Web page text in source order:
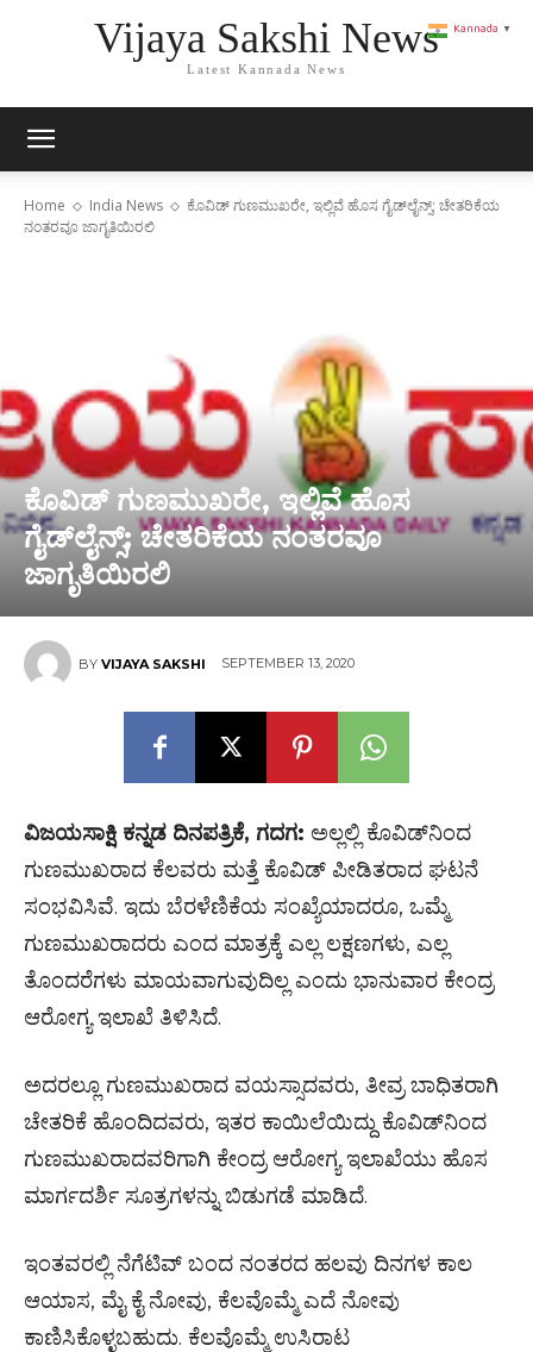
Vijaya Sakshi News
Latest Kannada News
Home India News
ಕೊವಿಡ್ ಗುಣಮುಖರೇ, ಇಲ್ಲಿವೆ ಹೊಸ ಗೈಡ್‌ಲೈನ್ಸ್; ಚೇತರಿಕೆಯ
ನಂತರವೂ ಜಾಗೃತಿಯಿರಲಿ
ಕೊವಿಡ್ ಗುಣಮುಖರೇ, ಇಲ್ಲಿವೆ ಹೊಸ
ಗೈಡ್‌ಲೈನ್ಸ್; ಚೇತರಿಕೆಯ ನಂತರವೂ
ಜಾಗೃತಿಯಿರಲಿ
BY VIJAYA SAKSHI SEPTEMBER 13, 2020
ವಿಜಯಸಾಕ್ಷಿ ಕನ್ನಡ ದಿನಪತ್ರಿಕೆ, ಗದಗ: ಅಲ್ಲಲ್ಲಿ ಕೊವಿಡ್‌ನಿಂದ
ಗುಣಮುಖರಾದ ಕೆಲವರು ಮತ್ತೆ ಕೊವಿಡ್ ಪೀಡಿತರಾದ ಘಟನೆ
ಸಂಭವಿಸಿವೆ. ಇದು ಬೆರಳೆಣಿಕೆಯ ಸಂಖ್ಯೆಯಾದರೂ, ಒಮ್ಮೆ
ಗುಣಮುಖರಾದರು ಎಂದ ಮಾತ್ರಕ್ಕೆ ಎಲ್ಲ ಲಕ್ಷಣಗಳು, ಎಲ್ಲ
ತೊಂದರೆಗಳು ಮಾಯವಾಗುವುದಿಲ್ಲ ಎಂದು ಭಾನುವಾರ ಕೇಂದ್ರ
ಆರೋಗ್ಯ ಇಲಾಖೆ ತಿಳಿಸಿದೆ.
ಅದರಲ್ಲೂ ಗುಣಮುಖರಾದ ವಯಸ್ಸಾದವರು, ತೀವ್ರ ಬಾಧಿತರಾಗಿ
ಚೇತರಿಕೆ ಹೊಂದಿದವರು, ಇತರ ಕಾಯಿಲೆಯಿದ್ದು ಕೊವಿಡ್‌ನಿಂದ
ಗುಣಮುಖರಾದವರಿಗಾಗಿ ಕೇಂದ್ರ ಆರೋಗ್ಯ ಇಲಾಖೆಯು ಹೊಸ
ಮಾರ್ಗದರ್ಶಿ ಸೂತ್ರಗಳನ್ನು ಬಿಡುಗಡೆ ಮಾಡಿದೆ.
ಇಂತವರಲ್ಲಿ ನೆಗೆಟಿವ್ ಬಂದ ನಂತರದ ಹಲವು ದಿನಗಳ ಕಾಲ
ಆಯಾಸ, ಮೈ ಕೈ ನೋವು, ಕೆಲವೊಮ್ಮೆ ಎದೆ ನೋವು
ಕಾಣಿಸಿಕೊಳ್ಳಬಹುದು. ಕೆಲವೊಮ್ಮೆ ಉಸಿರಾಟ
Kannada ▼